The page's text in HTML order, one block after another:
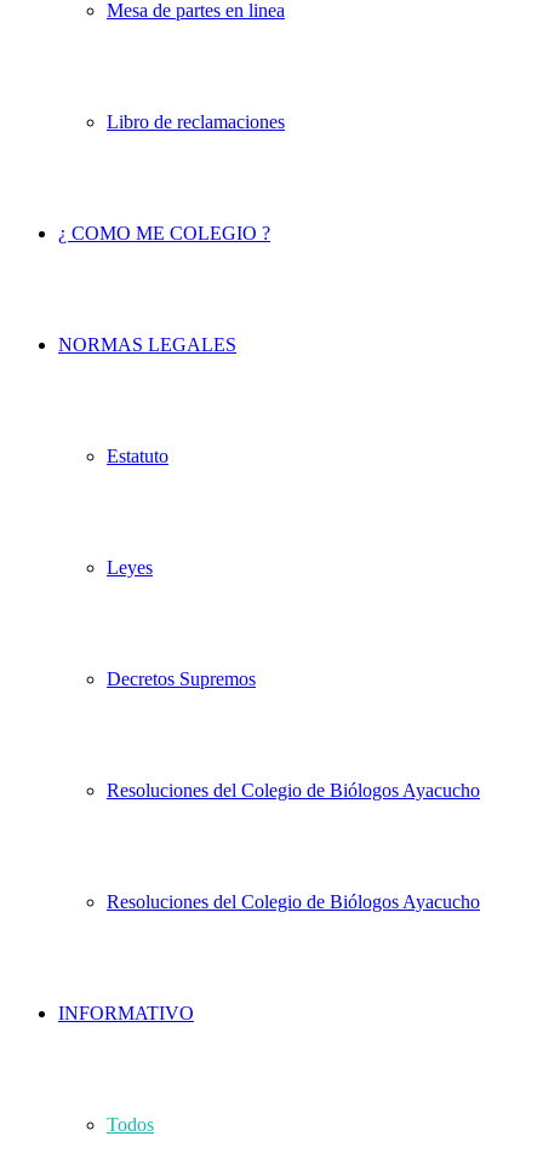
Mesa de partes en linea
Libro de reclamaciones
¿ COMO ME COLEGIO ?
NORMAS LEGALES
Estatuto
Leyes
Decretos Supremos
Resoluciones del Colegio de Biólogos Ayacucho
Resoluciones del Colegio de Biólogos Ayacucho
INFORMATIVO
Todos